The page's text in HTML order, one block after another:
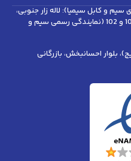
و کابل سیمیا): لاله زار جنوبی،
کوچه شاهچراغی، پاساژ پانیذ، پلاک 101 و 102 (نمایندگی رسمی سیم و
بلوار احسانبخش، بازرگانی